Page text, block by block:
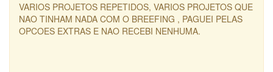
VARIOS PROJETOS REPETIDOS, VARIOS PROJETOS QUE
NAO TINHAM NADA COM O BREEFING , PAGUEI PELAS
OPCOES EXTRAS E NAO RECEBI NENHUMA.